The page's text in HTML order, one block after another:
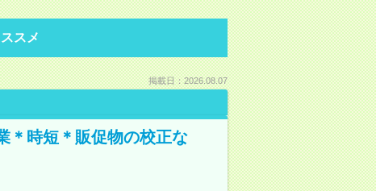
スメ
掲載日：2026.08.07
時短＊販促物の校正な